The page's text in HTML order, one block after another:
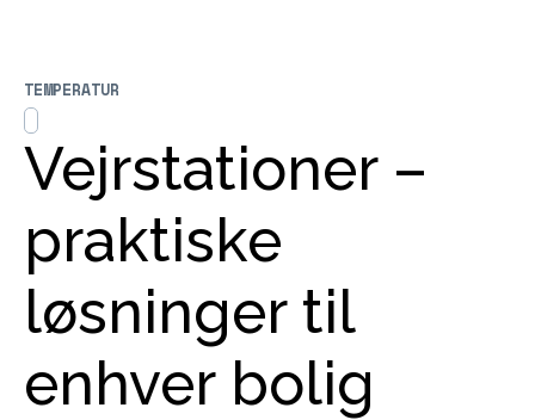
Vejrstationer –
praktiske
løsninger til
enhver bolig
TEMPERATUR